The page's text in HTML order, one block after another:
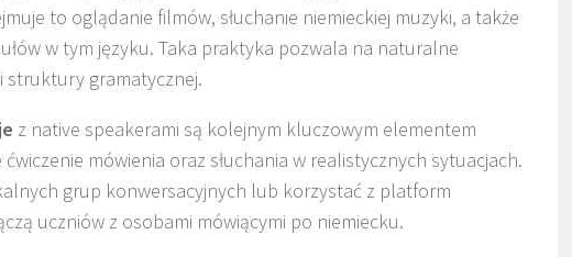
to oglądanie filmów, słuchanie niemieckiej muzyki, a także
w tym języku. Taka praktyka pozwala na naturalne
struktury gramatycznej.
z native speakerami są kolejnym kluczowym elementem
mówienia oraz słuchania w realistycznych sytuacjach.
grup konwersacyjnych lub korzystać z platform
uczniów z osobami mówiącymi po niemiecku.